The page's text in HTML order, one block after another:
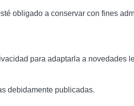
obligado a conservar con fines
para adaptarla a novedades
debidamente publicadas.